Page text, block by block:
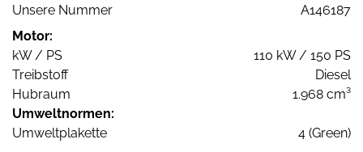
Unsere Nummer
A146187
Motor:
kW / PS
110 kW / 150 PS
Treibstoff
Diesel
Hubraum
1.968 cm³
Umweltnormen:
Umweltplakette
4 (Green)